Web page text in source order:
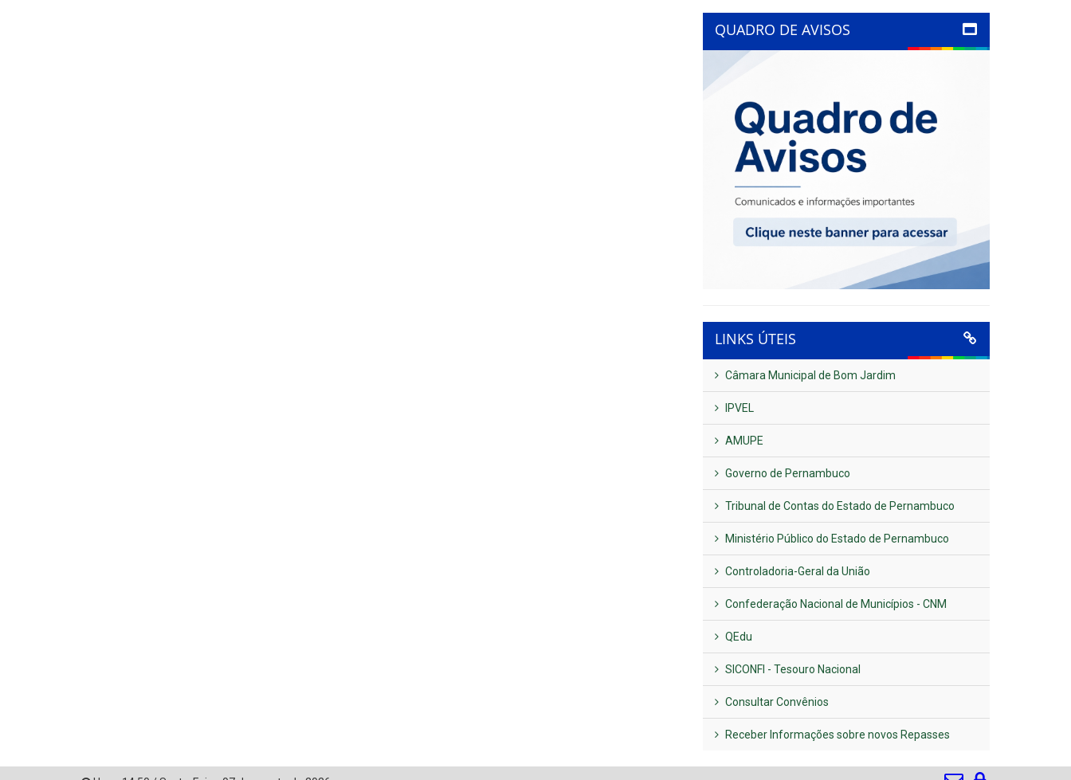
QUADRO DE AVISOS
LINKS ÚTEIS
Câmara Municipal de Bom Jardim
IPVEL
AMUPE
Governo de Pernambuco
Tribunal de Contas do Estado de Pernambuco
Ministério Público do Estado de Pernambuco
Controladoria-Geral da União
Confederação Nacional de Municípios - CNM
QEdu
SICONFI - Tesouro Nacional
Consultar Convênios
Receber Informações sobre novos Repasses